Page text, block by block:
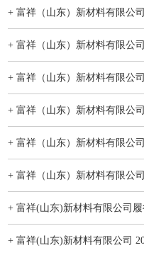
+ 富祥（山东）新材料有限公
+ 富祥（山东）新材料有限公
+ 富祥（山东）新材料有限公
+ 富祥（山东）新材料有限公
+ 富祥（山东）新材料有限公
+ 富祥（山东）新材料有限公
+ 富祥(山东)新材料有限公司
+ 富祥(山东)新材料有限公司